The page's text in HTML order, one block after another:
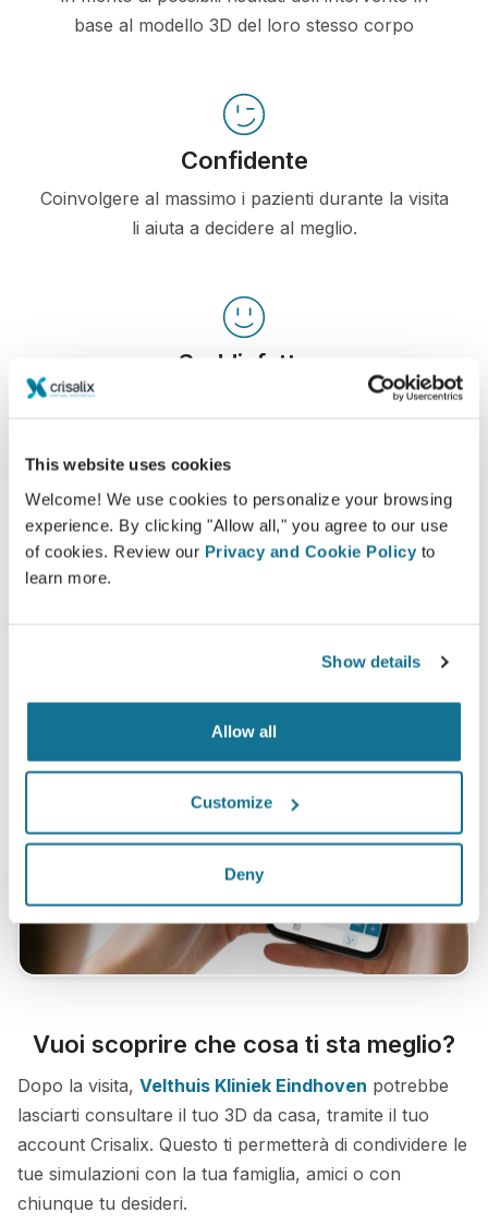
This website uses cookies
Welcome! We use cookies to personalize your browsing
experience. By clicking "Allow all," you agree to our use
of cookies. Review our Privacy and Cookie Policy to
learn more.
Show details
Allow all
Customize
Deny
base al modello 3D del loro stesso corpo
Confidente
Coinvolgere al massimo i pazienti durante la visita
li aiuta a decidere al meglio.
Soddisfatto
Il 100% delle donne dichiara di essere soddisfatto
Crisalix 3D prima dell'intervento*
*Sondaggio online realizzato tra maggio 2010 e settembre
2011 con pazienti sottoposte ad una mastoplastica additiva
nello stesso periodo, in Svizzera.
Vuoi scoprire che cosa ti sta meglio?
Dopo la visita, Velthuis Kliniek Eindhoven potrebbe
lasciarti consultare il tuo 3D da casa, tramite il tuo
account Crisalix. Questo ti permetterà di condividere le
tue simulazioni con la tua famiglia, amici o con
chiunque tu desideri.